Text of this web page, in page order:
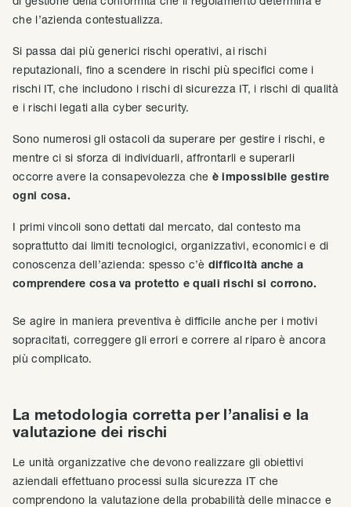
che l’azienda contestualizza.
Si passa dai più generici rischi operativi, ai rischi
reputazionali, fino a scendere in rischi più specifici come i
rischi IT, che includono i rischi di sicurezza IT, i rischi di qualità
e i rischi legati alla cyber security.
Sono numerosi gli ostacoli da superare per gestire i rischi, e
mentre ci si sforza di individuarli, affrontarli e superarli
occorre avere la consapevolezza che è impossibile gestire
ogni cosa.
I primi vincoli sono dettati dal mercato, dal contesto ma
soprattutto dai limiti tecnologici, organizzativi, economici e di
conoscenza dell’azienda: spesso c’è difficoltà anche a
comprendere cosa va protetto e quali rischi si corrono.
Se agire in maniera preventiva è difficile anche per i motivi
sopracitati, correggere gli errori e correre al riparo è ancora
più complicato.
La metodologia corretta per l’analisi e la
valutazione dei rischi
Le unità organizzative che devono realizzare gli obiettivi
aziendali effettuano processi sulla sicurezza IT che
comprendono la valutazione della probabilità delle minacce e